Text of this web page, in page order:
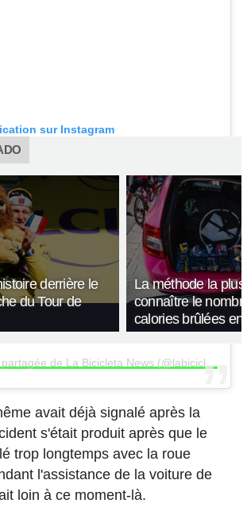
sur Instagram
derrière le
du Tour de
La méthode la
connaître le
calories brûlées
avait déjà signalé après la
s'était produit après que le
trop longtemps avec la roue
l'assistance de la voiture de
loin à ce moment-là.